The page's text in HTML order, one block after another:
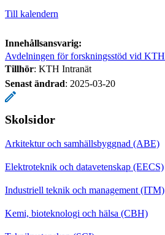
Till kalendern
Innehållsansvarig:
Avdelningen för forskningsstöd vid KTH
Tillhör: KTH Intranät
Senast ändrad: 2025-03-20
Skolsidor
Arkitektur och samhällsbyggnad (ABE)
Elektroteknik och datavetenskap (EECS)
Industriell teknik och management (ITM)
Kemi, bioteknologi och hälsa (CBH)